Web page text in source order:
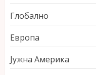
Глобално
Европа
Јужна Америка